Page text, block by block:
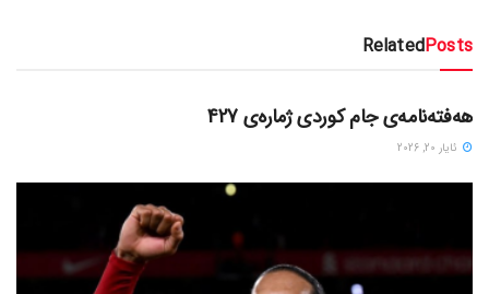
RelatedPosts
دسته‌بندی نشده
هەفتەنامەی جام کوردی ژمارەی 427
ئایار 20, 2026